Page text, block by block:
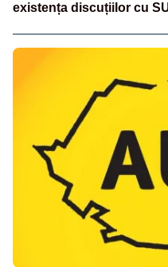
existența discuțiilor cu